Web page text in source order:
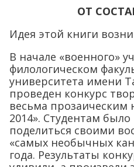
ОТ
Идея этой книги
В начале «военного»
филологическом
университета имени
проведен конкурс
весьма прозаическим
2014». Студентам
поделиться своими
«самых необычных
года. Результаты